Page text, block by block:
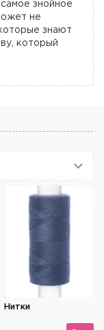
знойное
не
знают
который
Нитки